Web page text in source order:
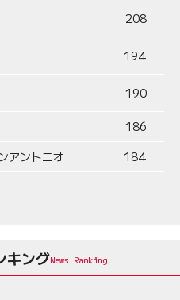
208
194
190
186
アントニオ
184
キング